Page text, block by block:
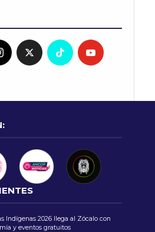
Indígenas 2026 llega al Zócalo con
y eventos gratuitos